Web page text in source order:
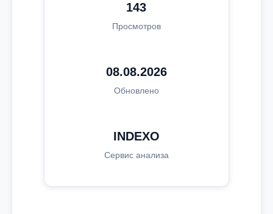
143
Просмотров
08.08.2026
Обновлено
INDEXO
Сервис анализа